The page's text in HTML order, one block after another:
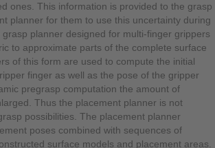
ones. This information is provided to the grasp
planner for them to use this uncertainty during
planner designed for multi-finger grippers
to approximate parts of the complete surface
of this form are used to compute the initial
finger as well as the pose of the gripper
pregrasp computation the amount of
Thus the placement planner is not
possibilities. The placement planner
poses combined with sequences of
surface models and placement areas.